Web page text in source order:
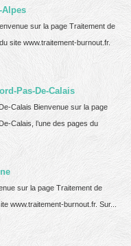
Alpes
sur la page Traitement de
site www.traitement-burnout.fr.
Pas-De-Calais
Calais Bienvenue sur la page
Calais, l’une des pages du
sur la page Traitement de
www.traitement-burnout.fr. Sur...